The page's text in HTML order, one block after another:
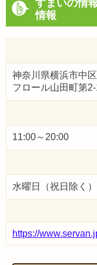
すまいの情
情報
神奈川県横浜市中
フロール山田町第
11:00～20:00
水曜日（祝日除く）
https://